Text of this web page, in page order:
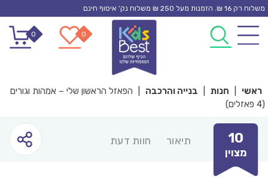
Skip
content
משלוח רק 16 ₪. הזמנות מעל 250 ₪ משלוח נק’ איסוף חינם
0
0
ראשי חנות בנייה והרכבה
הפאזל הראשון שלי – אמהות וגורים
(4 פאזלים)
10
מצוין
תיאור חוות דעת